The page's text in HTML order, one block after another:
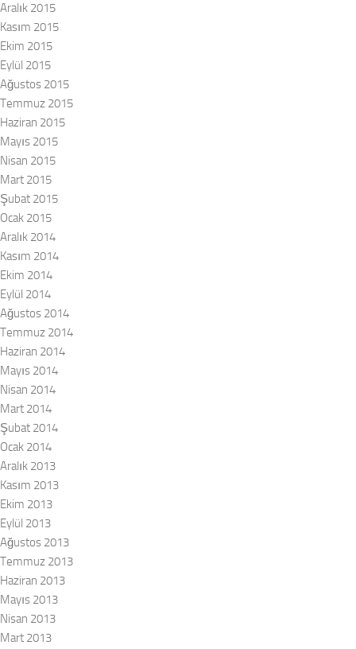
Aralık 2015
Kasım 2015
Ekim 2015
Eylül 2015
Ağustos 2015
Temmuz 2015
Haziran 2015
Mayıs 2015
Nisan 2015
Mart 2015
Şubat 2015
Ocak 2015
Aralık 2014
Kasım 2014
Ekim 2014
Eylül 2014
Ağustos 2014
Temmuz 2014
Haziran 2014
Mayıs 2014
Nisan 2014
Mart 2014
Şubat 2014
Ocak 2014
Aralık 2013
Kasım 2013
Ekim 2013
Eylül 2013
Ağustos 2013
Temmuz 2013
Haziran 2013
Mayıs 2013
Nisan 2013
Mart 2013